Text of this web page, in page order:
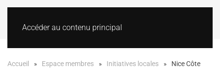
Accéder au contenu principal
Accueil Espace membres Initiatives locales
Nice Côte